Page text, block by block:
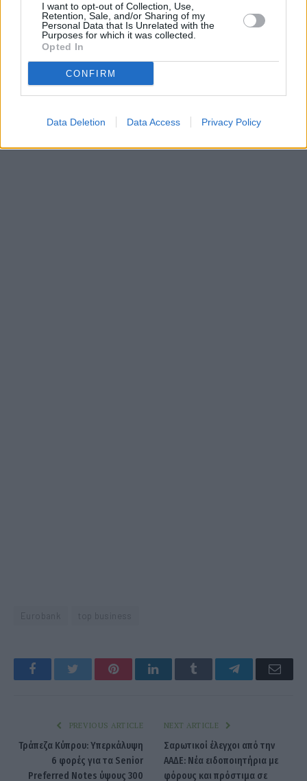
I want to opt-out of Collection, Use,
Retention, Sale, and/or Sharing of my
Personal Data that Is Unrelated with the
Purposes for which it was collected.
Opted In
CONFIRM
Data Deletion Data Access Privacy Policy
Facebook Twitter PinterestLinkedIn Tumblr Telegram
PREVIOUS ARTICLE
Τράπεζα Κύπρου: Υπερκάλυψη
6 φορές για τα Senior
Preferred Notes ύψους 300
NEXT ARTICLE
Σαρωτικοί έλεγχοι από την
ΑΑΔΕ: Νέα ειδοποιητήρια με
φόρους και πρόστιμα σε